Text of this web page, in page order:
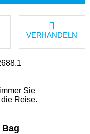
VERHANDELN
Sie
Reise.
Bag